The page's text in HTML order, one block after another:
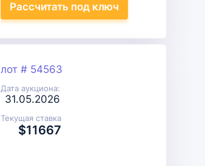
Рассчитать под ключ
лот # 54563
Дата аукциона:
31.05.2026
Текущая ставка
$11667